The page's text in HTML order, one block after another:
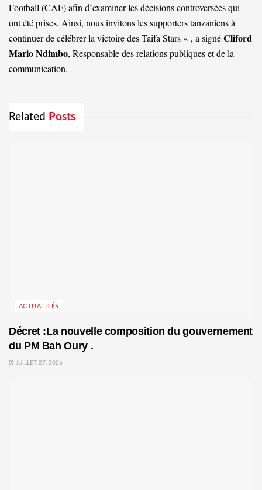
Football (CAF) afin d’examiner les décisions controversées qui
ont été prises. Ainsi, nous invitons les supporters tanzaniens à
continuer de célébrer la victoire des Taifa Stars « , a signéCliford
Mario Ndimbo, Responsable des relations publiques et de la
communication.
Related Posts
ACTUALITÉS
Décret :La nouvelle composition du gouvernement
du PM Bah Oury .
JUILLET 27, 2026